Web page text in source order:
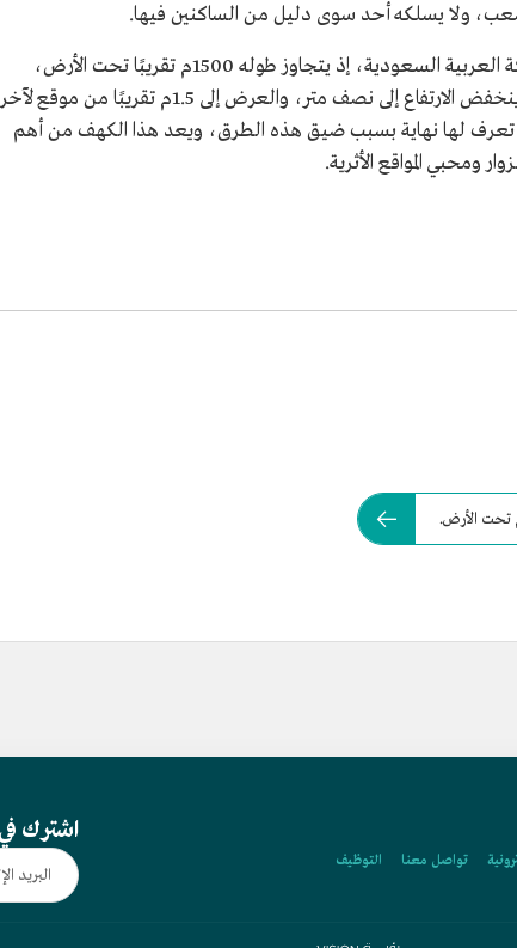
ولا يسلكه أحد سوى دليل من الساكنين فيها.
الأثرية في المملكة العربية السعودية، إذ يتجاوز طوله 1500م تقريبًا تحت الأرض،
ويتراوح ارتفاعه وعرضه ما بين 10 أمتار إلى 12م، وينخفض الارتفاع إلى نصف متر، والعرض إلى 1.5م تقريبًا من
لها نهاية بسبب ضيق هذه الطرق، ويعد هذا الكهف من أهم
ومحبي المواقع الأثرية.
تواصل معنا التوظيف
اشترك